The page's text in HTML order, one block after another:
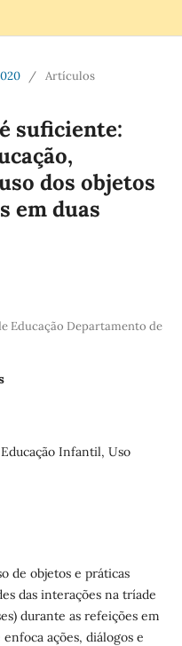
/ Artículos
suficiente:
dos objetos
em duas
Educação Departamento de
Infantil, Uso
de objetos e práticas
das interações na tríade
durante as refeições em
ações, diálogos e